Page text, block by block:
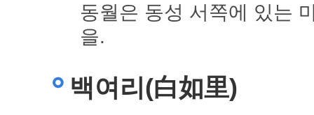
동월은 동성 서쪽에 있는
을.
백여리(白如里)